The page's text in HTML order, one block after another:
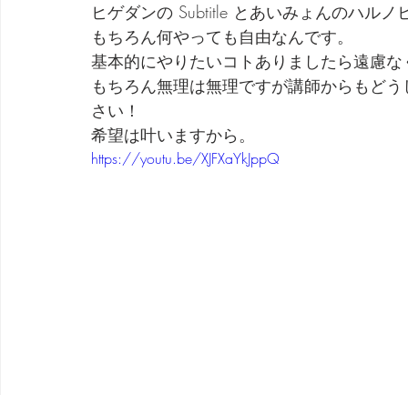
ヒゲダンの Subtitle とあいみょんのハルノ
もちろん何やっても自由なんです。
基本的にやりたいコトありましたら遠慮
もちろん無理は無理ですが講師からもど
さい！
希望は叶いますから。
https://youtu.be/XJFXaYkJppQ